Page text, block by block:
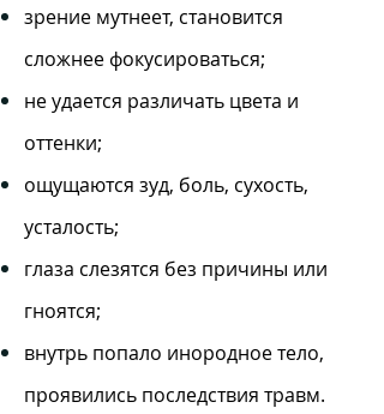
зрение мутнеет, становится
сложнее фокусироваться;
не удается различать цвета и
оттенки;
ощущаются зуд, боль, сухость,
усталость;
глаза слезятся без причины или
гноятся;
внутрь попало инородное тело,
проявились последствия травм.